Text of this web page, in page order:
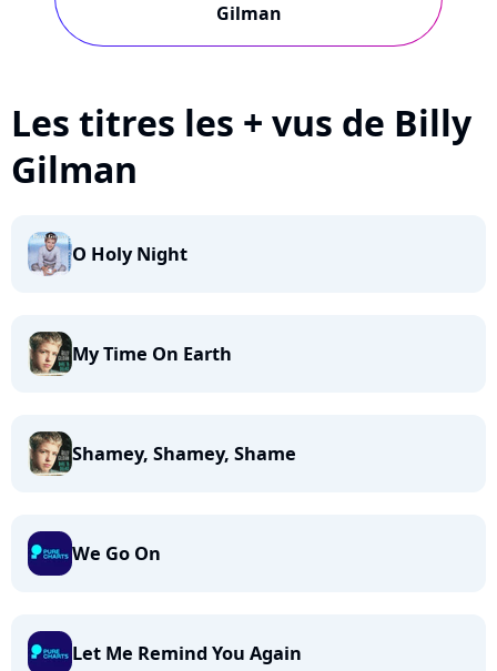
Gilman
Les titres les + vus de Billy
Gilman
O Holy Night
My Time On Earth
Shamey, Shamey, Shame
We Go On
Let Me Remind You Again